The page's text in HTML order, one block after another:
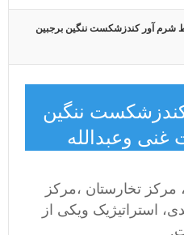
شرم آور کندزشکست ننگین برجبین
ننگین
وعبدالله
مرکز تخارستان ،مرکز
استراتیژیک ویکی از